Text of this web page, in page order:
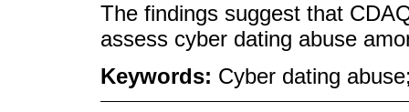
The findings suggest that
assess cyber dating abuse
Keywords: Cyber dating